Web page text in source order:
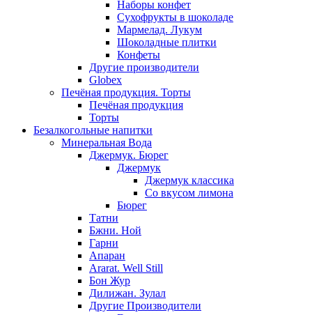
Наборы конфет
Сухофрукты в шоколаде
Мармелад. Лукум
Шоколадные плитки
Конфеты
Другие производители
Globex
Печёная продукция. Торты
Печёная продукция
Торты
Безалкогольные напитки
Минеральная Вода
Джермук. Бюрег
Джермук
Джермук классика
Со вкусом лимона
Бюрег
Татни
Бжни. Ной
Гарни
Апаран
Ararat. Well Still
Бон Жур
Дилижан. Зулал
Другие Производители